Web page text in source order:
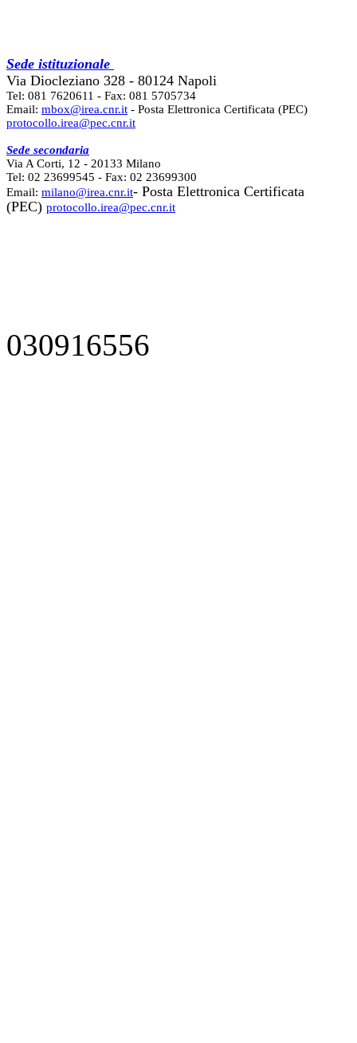
Sede istituzionale
Via Diocleziano 328 - 80124 Napoli
Tel: 081 7620611 - Fax: 081 5705734
Email: mbox@irea.cnr.it - Posta Elettronica Certificata (PEC)
protocollo.irea@pec.cnr.it
Sede secondaria
Via A Corti, 12 - 20133 Milano
Tel: 02 23699545 - Fax: 02 23699300
Email: milano@irea.cnr.it- Posta Elettronica Certificata
(PEC) protocollo.irea@pec.cnr.it
030916556